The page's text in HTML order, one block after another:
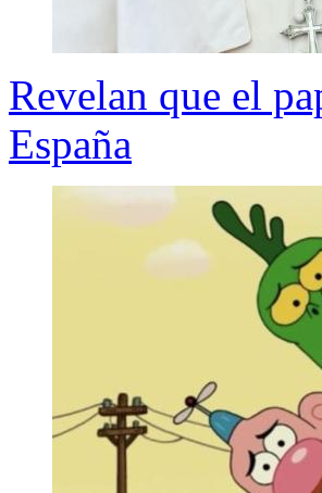
Revelan que el
España